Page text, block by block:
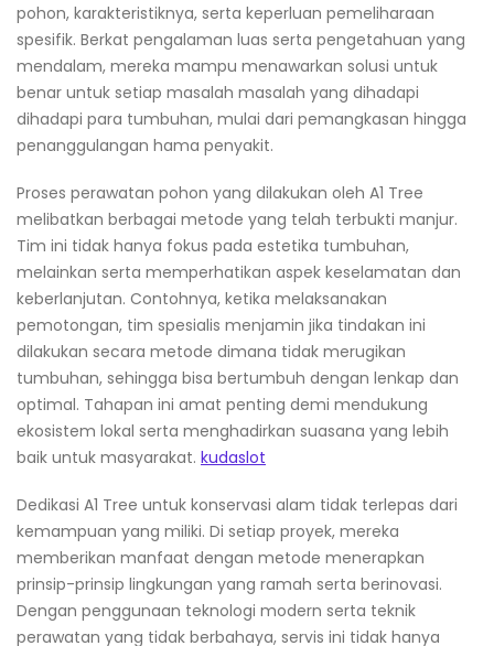
pohon, karakteristiknya, serta keperluan pemeliharaan
spesifik. Berkat pengalaman luas serta pengetahuan yang
mendalam, mereka mampu menawarkan solusi untuk
benar untuk setiap masalah masalah yang dihadapi
dihadapi para tumbuhan, mulai dari pemangkasan hingga
penanggulangan hama penyakit.
Proses perawatan pohon yang dilakukan oleh A1 Tree
melibatkan berbagai metode yang telah terbukti manjur.
Tim ini tidak hanya fokus pada estetika tumbuhan,
melainkan serta memperhatikan aspek keselamatan dan
keberlanjutan. Contohnya, ketika melaksanakan
pemotongan, tim spesialis menjamin jika tindakan ini
dilakukan secara metode dimana tidak merugikan
tumbuhan, sehingga bisa bertumbuh dengan lenkap dan
optimal. Tahapan ini amat penting demi mendukung
ekosistem lokal serta menghadirkan suasana yang lebih
baik untuk masyarakat. kudaslot
Dedikasi A1 Tree untuk konservasi alam tidak terlepas dari
kemampuan yang miliki. Di setiap proyek, mereka
memberikan manfaat dengan metode menerapkan
prinsip-prinsip lingkungan yang ramah serta berinovasi.
Dengan penggunaan teknologi modern serta teknik
perawatan yang tidak berbahaya, servis ini tidak hanya